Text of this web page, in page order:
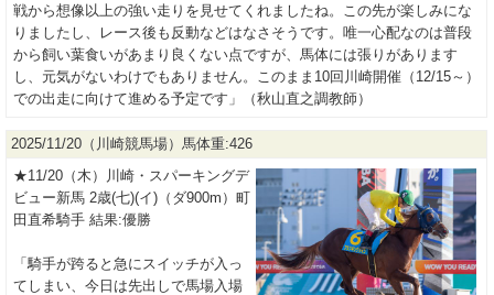
戦から想像以上の強い走りを見せてくれましたね。この先が楽しみにな
りましたし、レース後も反動などはなさそうです。唯一心配なのは普段
から飼い葉食いがあまり良くない点ですが、馬体には張りがあります
し、元気がないわけでもありません。このまま10回川崎開催（12/15～）
での出走に向けて進める予定です」（秋山直之調教師）
2025/11/20（川崎競馬場）馬体重:426
★11/20（木）川崎・スパーキングデ
ビュー新馬 2歳(七)(イ)（ダ900m）町
田直希騎手 結果:優勝
「騎手が跨ると急にスイッチが入っ
てしまい、今日は先出しで馬場入場